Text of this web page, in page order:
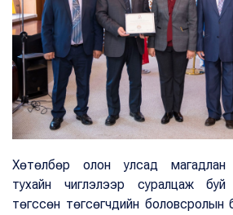
Хөтөлбөр олон улсад магадлан
тухайн чиглэлээр суралцаж
төгссөн төгсөгчдийн